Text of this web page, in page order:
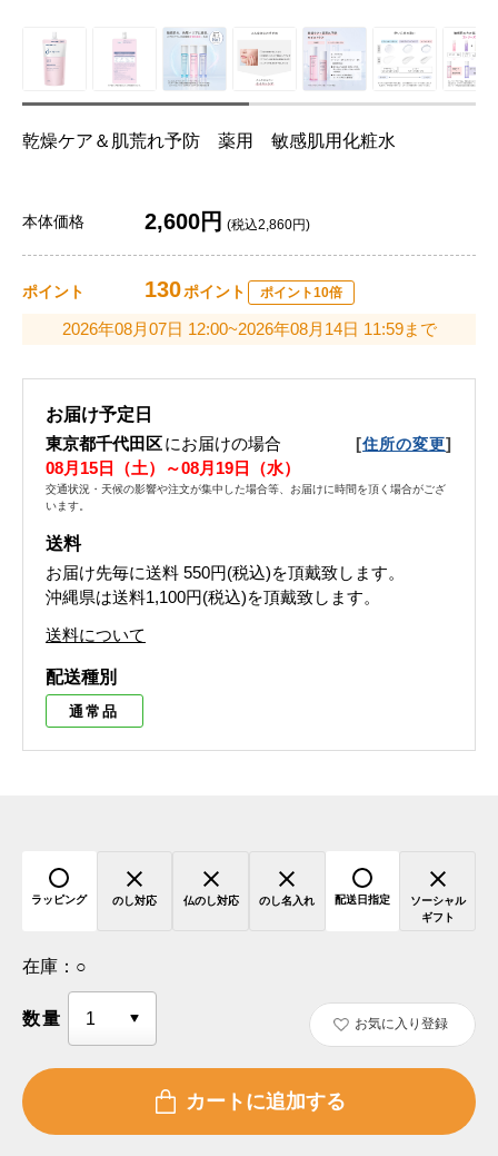
乾燥ケア＆肌荒れ予防 薬用 敏感肌用化粧水
本体価格 2,600円 (税込2,860円)
ポイント 130ポイント ポイント10倍
2026年08月07日 12:00~2026年08月14日 11:59まで
お届け予定日
東京都千代田区にお届けの場合 [住所の変更]
08月15日（土）～08月19日（水）
交通状況・天候の影響や注文が集中した場合等、お届けに時間を頂く場合がござ
います。
送料
お届け先毎に送料 550円(税込)を頂戴致します。
沖縄県は送料1,100円(税込)を頂戴致します。
送料について
配送種別
通常品
ラッピング のし対応 仏のし対応 のし名入れ 配送日指定
ソーシャル
ギフト
在庫： ○
数量 お気に入り登録